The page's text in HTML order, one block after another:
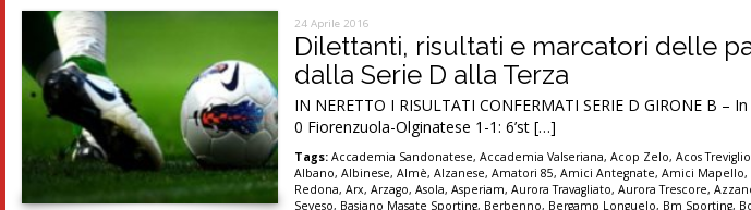
24 Aprile 2016
Dilettanti, risultati e marcatori delle
dalla Serie D alla Terza
IN NERETTO I RISULTATI CONFERMATI SERIE D GIRONE B
0 Fiorenzuola-Olginatese 1-1: 6’st […]
Tags: Accademia Sandonatese,Accademia Valseriana,Acop Zelo,Acos Treviglio
Albano,Albinese,Almè,Alzanese,Amatori 85,Amici Antegnate,Amici Mapello,
Redona,Arx,Arzago,Asola,Asperiam,Aurora Travagliato,Aurora Trescore,
Seveso, Basiano Masate Sporting, Berbenno, Bergamp Longuelo, Bm Sporting,